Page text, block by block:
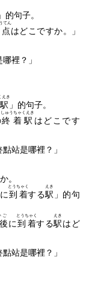
」的句子。
てん
はどこですか。」
裡？」
えき
」的句子。
終着駅
しゅうちゃくえき
はどこです
站是哪裡？」
。
に到着
とうちゃく
する駅
えき
」的句
ご
に到着
とうちゃく
する駅
えき
はど
站是哪裡？」